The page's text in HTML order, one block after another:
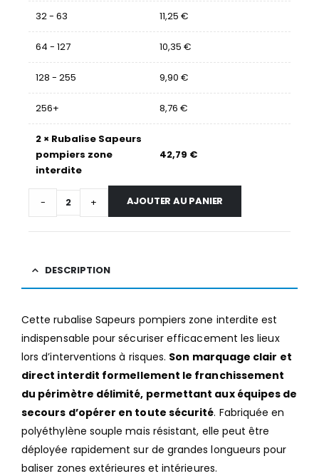
32 - 63 11,25 €
64 - 127 10,35 €
128 - 255 9,90 €
256+ 8,76 €
2 × Rubalise Sapeurs
pompiers zone
interdite
42,79 €
- + AJOUTER AU PANIER
DESCRIPTION
Cette rubalise Sapeurs pompiers zone interdite est
indispensable pour sécuriser efficacement les lieux
lors d’interventions à risques. Son marquage clair et
direct interdit formellement le franchissement
du périmètre délimité, permettant aux équipes de
secours d’opérer en toute sécurité. Fabriquée en
polyéthylène souple mais résistant, elle peut être
déployée rapidement sur de grandes longueurs pour
baliser zones extérieures et intérieures.